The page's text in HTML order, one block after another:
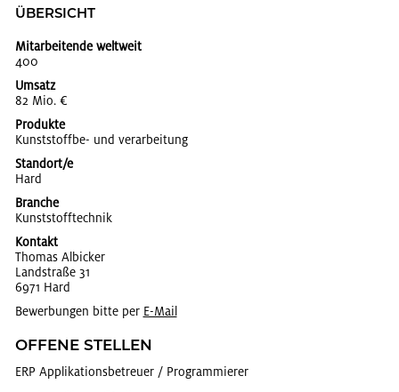
ÜBER­SICHT
Mitarbeitende weltweit
400
Umsatz
82 Mio. €
Produkte
Kunst­stoff­be- und ver­ar­bei­tung
Standort/e
Hard
Branche
Kunst­stoff­tech­nik
Kontakt
Tho­mas Al­bi­cker
Land­stra­ße 31
6971 Hard
Bewerbungen bitte per E-Mail
OF­FE­NE STEL­LEN
ERP Ap­pli­ka­ti­ons­be­treu­er / Pro­gram­mie­rer